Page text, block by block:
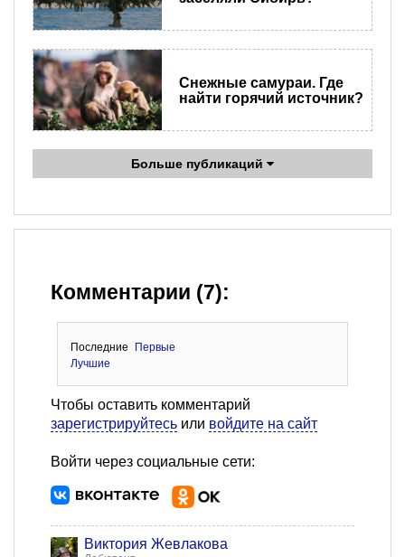
Снежные самураи. Где
найти горячий источник?
Больше публикаций
Комментарии (7):
Последние
Первые
Лучшие
Чтобы оставить комментарий
зарегистрируйтесь или войдите на сайт
Войти через социальные сети:
Виктория Жевлакова